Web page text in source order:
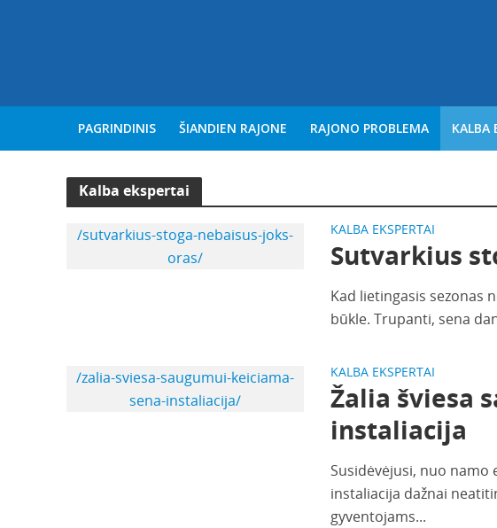
PAGRINDINIS ŠIANDIEN RAJONE RAJONO PROBLEMA KALBA
Kalba ekspertai
/sutvarkius-stoga-nebaisus-joks-
oras/
KALBA EKSPERTAI
Sutvarkius
Kad lietingasis sezonas
būkle. Trupanti, sena
/zalia-sviesa-saugumui-keiciama-
sena-instaliacija/
KALBA EKSPERTAI
Žalia šviesa
instaliacija
Susidėvėjusi, nuo
instaliacija dažnai
gyventojams...